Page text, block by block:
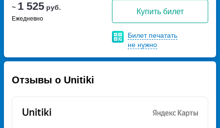
~ 1 525 руб.
Ежедневно
Купить билет
Билет печатать
не нужно
Отзывы о Unitiki